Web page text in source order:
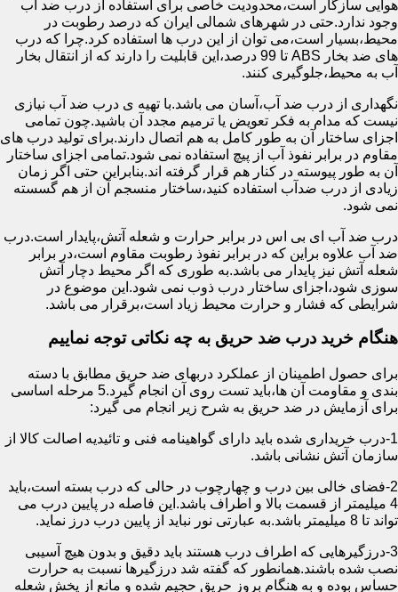
هوایی سازگار است،محدودیت خاصی برای استفاده از درب ضد آب
وجود ندارد.حتی در شهرهای شمالی ایران که درصد رطوبت در
محیط،بسیار است،می توان از این درب ها استفاده کرد.چرا که درب
های ضد بخار ABS تا 99 درصد،این قابلیت را دارند که از انتقال بخار
آب به محیط،جلوگیری کنند.
نگهداری از درب ضد آب،آسان می باشد.با تهیه ی درب ضد آب نیازی
نیست که مدام به فکر تعویض یا ترمیم مجدد آن باشید.چون تمامی
اجزای ساختار آن به طور کامل به هم اتصال دارند.برای تولید درب های
مقاوم در برابر نفوذ آب از پیچ استفاده نمی شود.تمامی اجزای ساختار
آن به طور پیوسته در کنار هم قرار گرفته اند.بنابراین حتی اگر زمان
زیادی از درب ضدآب استفاده کنید،ساختار منسجم آن از هم گسسته
نمی شود.
درب ضد آب ای بی اس در برابر حرارت و شعله آتش،پایدار است.درب
ضد آب علاوه براین که در برابر نفوذ رطوبت مقاوم است،در برابر
شعله آتش نیز پایدار می باشد.به طوری که اگر محیط دچار آتش
سوزی شود،اجزای ساختار درب ذوب نمی شود.این موضوع در
شرایطی که فشار و حرارت محیط زیاد است،برقرار می باشد.
هنگام خرید درب ضد حریق به چه نکاتی توجه نماییم
برای حصول اطمینان از عملکرد دربهای ضد حریق مطابق با دسته
بندی و مقاومت آن ها،باید تست روی آن انجام گیرد.5 مرحله اساسی
برای آزمایش در ضد حریق به شرح زیر انجام می گیرد:
1-درب خریداری شده باید دارای گواهینامه فنی و تائیدیه اصالت کالا از
سازمان آتش نشانی باشد.
2-فضای خالی بین درب و چهارچوب در حالی که درب بسته است،باید
4 میلیمتر از قسمت بالا و اطراف باشد.این فاصله در پایین درب می
تواند تا 8 میلیمتر باشد.به عبارتی نور نباید از پایین درب درز نماید.
3-درزگیرهایی که اطراف درب هستند باید دقیق و بدون هیچ آسیبی
نصب شده باشند.همانطور که گفته شد درزگیرها نسبت به حرارت
حساس بوده و به هنگام بروز حریق حجیم شده و مانع از پخش شعله